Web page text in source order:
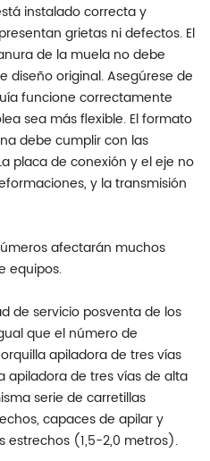
instalado correcta y
grietas ni defectos. El
de la muela no debe
diseño original. Asegúrese de
funcione correctamente
sea más flexible. El formato
debe cumplir con las
placa de conexión y el eje no
y la transmisión
afectarán muchos
equipos.
de servicio posventa de los
que el número de
apiladora de tres vías
apiladora de tres vías de alta
serie de carretillas
capaces de apilar y
estrechos (1,5-2,0 metros).